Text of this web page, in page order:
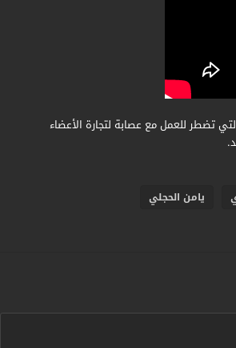
تضطر للعمل مع عصابة لتجارة الأعضاء
يامن الحجلي